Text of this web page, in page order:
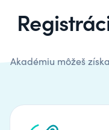
Akadémiu môžeš